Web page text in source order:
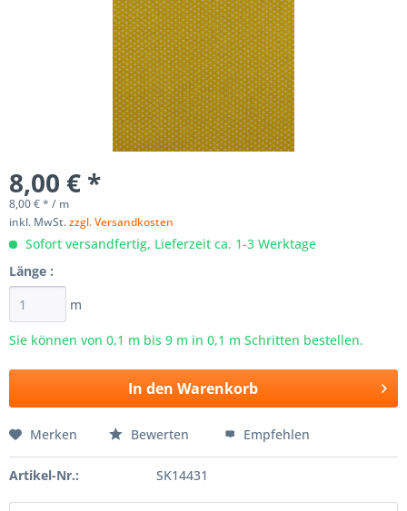
8,00 € *
8,00 € * / m
inkl. MwSt.zzgl. Versandkosten
Sofort versandfertig, Lieferzeit ca. 1-3 Werktage
Länge :
m
Sie können von 0,1 m bis 9 m in 0,1 m Schritten bestellen.
In den Warenkorb
Merken Bewerten Empfehlen
Artikel-Nr.: SK14431